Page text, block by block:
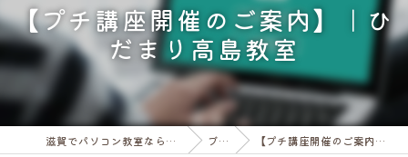
【プチ講座開催のご案内】｜ひ
だまり高島教室
滋賀でパソコン教室ならパソコン教室ひだまり ブログ 【プチ講座開催のご案内】｜ひだまり高島教室